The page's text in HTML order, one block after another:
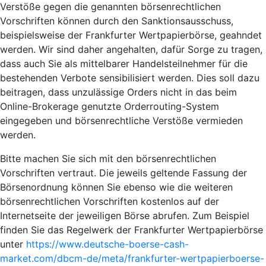
Verstöße gegen die genannten börsenrechtlichen
Vorschriften können durch den Sanktionsausschuss,
beispielsweise der Frankfurter Wertpapierbörse, geahndet
werden. Wir sind daher angehalten, dafür Sorge zu tragen,
dass auch Sie als mittelbarer Handelsteilnehmer für die
bestehenden Verbote sensibilisiert werden. Dies soll dazu
beitragen, dass unzulässige Orders nicht in das beim
Online-Brokerage genutzte Orderrouting-System
eingegeben und börsenrechtliche Verstöße vermieden
werden.
Bitte machen Sie sich mit den börsenrechtlichen
Vorschriften vertraut. Die jeweils geltende Fassung der
Börsenordnung können Sie ebenso wie die weiteren
börsenrechtlichen Vorschriften kostenlos auf der
Internetseite der jeweiligen Börse abrufen. Zum Beispiel
finden Sie das Regelwerk der Frankfurter Wertpapierbörse
unter https://www.deutsche-boerse-cash-
market.com/dbcm-de/meta/frankfurter-wertpapierboerse-